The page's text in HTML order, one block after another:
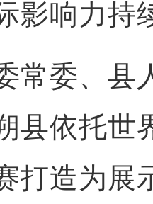
影响力持
委、县
县依托世
打造为展